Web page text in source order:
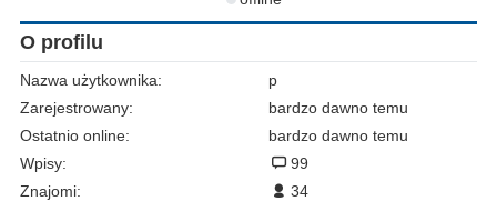
O profilu
Nazwa użytkownika:
p
Zarejestrowany:
bardzo dawno temu
Ostatnio online:
bardzo dawno temu
Wpisy:
99
Znajomi:
34